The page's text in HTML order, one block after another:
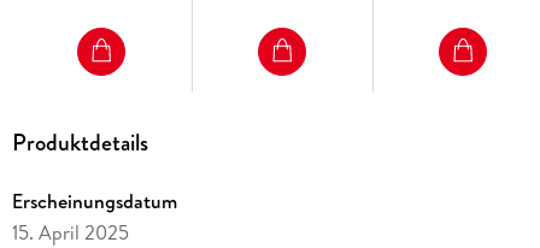
Produktdetails
Erscheinungsdatum
15. April 2025